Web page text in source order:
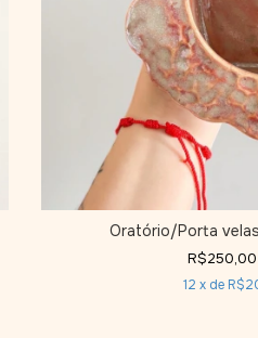
Oratório/Porta
R$250,00
12 x de